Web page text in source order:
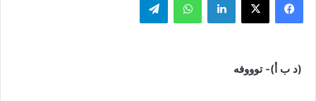
(د ب أ)- توووفه